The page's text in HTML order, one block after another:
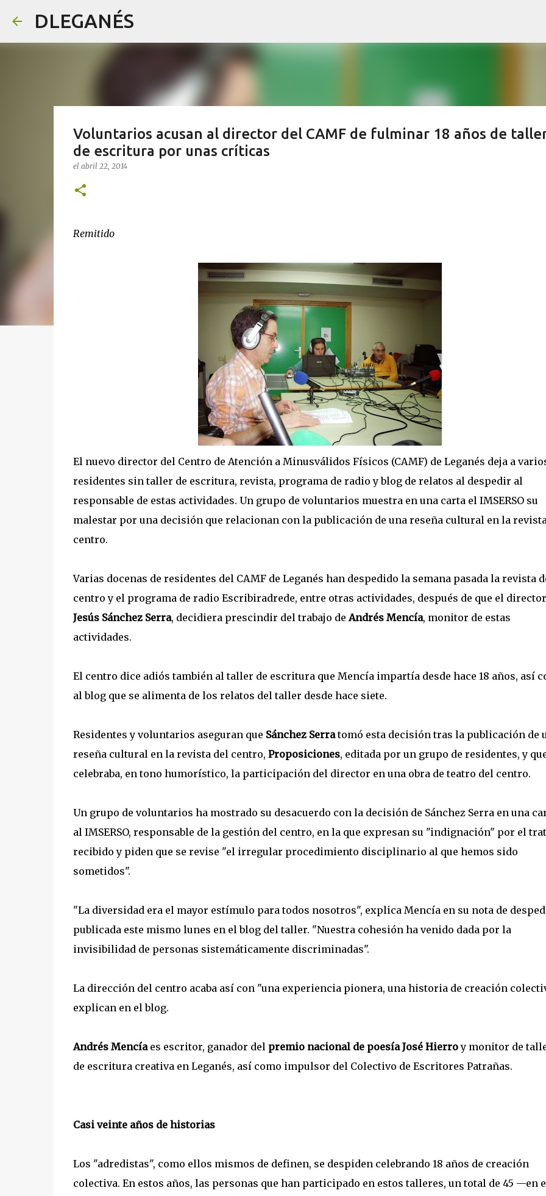
DLEGANÉS
Voluntarios acusan al director del CAMF de fulminar 18 años de
de escritura por unas críticas
el abril 22, 2014
Remitido
El nuevo director del Centro de Atención a Minusválidos Físicos (CAMF) de Leganés deja a
residentes sin taller de escritura, revista, programa de radio y blog de relatos al despedir al
responsable de estas actividades. Un grupo de voluntarios muestra en una carta el IMSERSO su
malestar por una decisión que relacionan con la publicación de una reseña cultural en la
centro.
Varias docenas de residentes del CAMF de Leganés han despedido la semana pasada la revista
centro y el programa de radio Escribiradrede, entre otras actividades, después de que el
Jesús Sánchez Serra, decidiera prescindir del trabajo deAndrés Mencía, monitor de estas
actividades.
El centro dice adiós también al taller de escritura que Mencía impartía desde hace 18 años, así
al blog que se alimenta de los relatos del taller desde hace siete.
Residentes y voluntarios aseguran que Sánchez Serratomó esta decisión tras la publicación de
reseña cultural en la revista del centro, Proposiciones, editada por un grupo de residentes, y
celebraba, en tono humorístico, la participación del director en una obra de teatro del centro.
Un grupo de voluntarios ha mostrado su desacuerdo con la decisión de Sánchez Serra en una
al IMSERSO, responsable de la gestión del centro, en la que expresan su "indignación" por el
recibido y piden que se revise "el irregular procedimiento disciplinario al que hemos sido
sometidos".
"La diversidad era el mayor estímulo para todos nosotros", explica Mencía en su nota de
publicada este mismo lunes en el blog del taller. "Nuestra cohesión ha venido dada por la
invisibilidad de personas sistemáticamente discriminadas".
La dirección del centro acaba así con "una experiencia pionera, una historia de creación
explican en el blog.
Andrés Mencíaes escritor, ganador del premio nacional de poesía José Hierroy monitor de
de escritura creativa en Leganés, así como impulsor del Colectivo de Escritores Patrañas.
Casi veinte años de historias
Los "adredistas", como ellos mismos de definen, se despiden celebrando 18 años de creación
colectiva. En estos años, las personas que han participado en estos talleres, un total de 45 —en